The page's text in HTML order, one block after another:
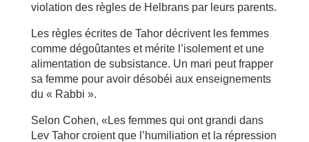
violation des règles de Helbrans par leurs parents.
Les règles écrites de Tahor décrivent les femmes
comme dégoûtantes et mérite l’isolement et une
alimentation de subsistance. Un mari peut frapper
sa femme pour avoir désobéi aux enseignements
du « Rabbi ».
Selon Cohen, «Les femmes qui ont grandi dans
Lev Tahor croient que l’humiliation et la répression